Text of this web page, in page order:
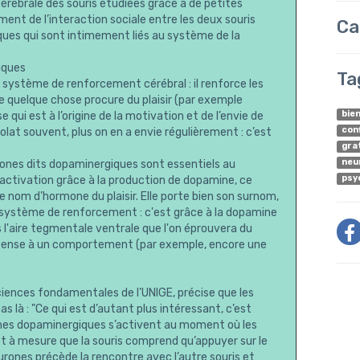
des souris étudiées grâce à de petites
de l’interaction sociale entre les deux souris
qui sont intimement liés au système de la
de renforcement cérébral : il renforce les
chose procure du plaisir (par exemple
est à l’origine de la motivation et de l’envie de
souvent, plus on en a envie régulièrement : c’est
dits dopaminergiques sont essentiels au
grâce à la production de dopamine, ce
d’hormone du plaisir. Elle porte bien son surnom,
de renforcement : c'est grâce à la dopamine
tegmentale ventrale que l'on éprouvera du
à un comportement (par exemple, encore une
fondamentales de l’UNIGE, précise que les
là : "Ce qui est d’autant plus intéressant, c’est
dopaminergiques s’activent au moment où les
mesure que la souris comprend qu’appuyer sur le
précède la rencontre avec l’autre souris et